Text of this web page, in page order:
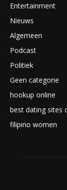
Entertainment
Nieuws
Algemeen
Podcast
Politiek
Geen categorie
hookup online
best dating sites
filipino women